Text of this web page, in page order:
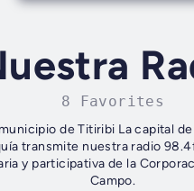
8 Favorites
de Titiribi La capital
emisora
y participativa de la
Campo.